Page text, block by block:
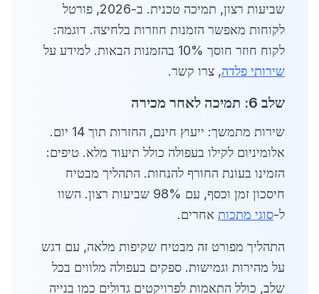
שביעות רצון, תמיכה טכנית. ב-2026, פורטל
לקוחות מאפשר הזמנות חוזרות בלחיצה. דוגמה:
לקוח חוזר חוסך 10% בהזמנות הבאות. למידע על
שירותי פלדה, צרו קשר.
שלב 6: תמיכה לאחר מכירה
שירות מתמשך: ייעוץ חינם, החזרות תוך 14 יום.
אלומיניום לקילו בעפולה כולל תיעוד מלא. טיפים:
הזמינו בעונת החורף להנחות. התהליך מבטיח
חיסכון זמן וכסף, עם 98% שביעות רצון. השוו
ל-סוגי מתכות אחרים.
התהליך מפורט זה מבטיח שקיפות מלאה, עם דגש
על מהירות וגמישות. ספקים בעפולה מלווים בכל
שלב, כולל התאמות לפרויקטים גדולים כמו בנייה